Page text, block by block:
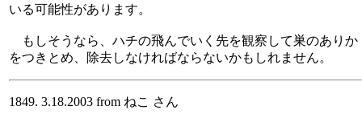
いる可能性があります。
もしそうなら、ハチの飛んでいく先を観察して巣のありか
をつきとめ、除去しなければならないかもしれません。
1849. 3.18.2003 from ねこ さん